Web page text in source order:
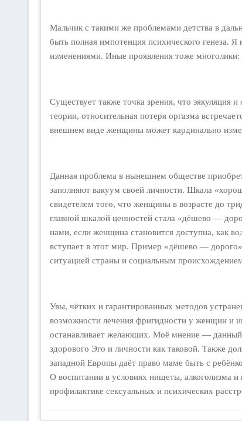
Мальчик с такими же проблемами детства в
быть полная импотенция психического генеза.
изменениями. Иные проявления тоже многолики:
Существует также точка зрения, что
теории, относительная потеря оргазма
внешнем виде женщины может кардинально
Данная проблема в нынешнем обществе
заполняют вакуум своей личности. Шкала
свидетелем того, что женщины в возрасте до
главной шкалой ценностей стала «дёшево —
нами, если женщина становится доступна, как
вступает в этот мир. Пример «дёшево —
ситуацией страны и социальным
Увы, чётких и гарантированных методов
возможности лечения фригидности у женщин и
останавливает желающих. Моё мнение — данный
здорового Эго и личности как таковой. Также
западной Европы даёт право маме быть с
О воспитании в условиях нищеты, алкоголизма
профилактике сексуальных и психических